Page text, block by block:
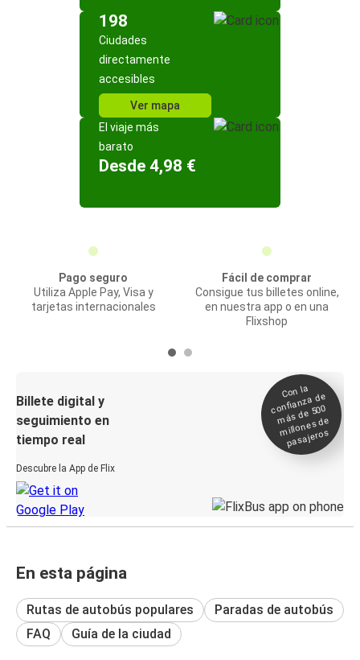
198
Ciudades
directamente
accesibles
Ver mapa
El viaje más
barato
Desde 4,98 €
Pago seguro
Utiliza Apple Pay, Visa y
tarjetas internacionales
Fácil de comprar
Consigue tus billetes online,
en nuestra app o en una
Flixshop
Billete digital y
seguimiento en
tiempo real
Descubre la App de Flix
Con la
confianza de
más de 500
millones de
pasajeros
En esta página
Rutas de autobús populares
Paradas de autobús
FAQ
Guía de la ciudad